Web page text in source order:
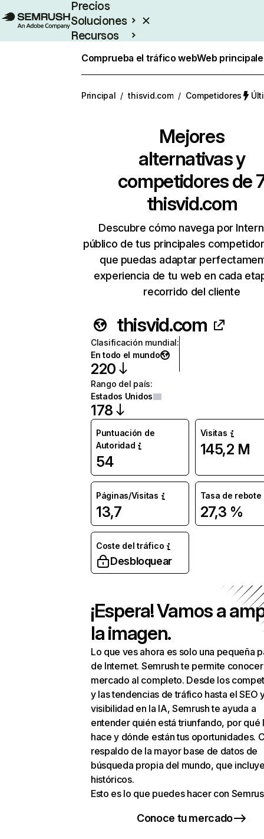
Precios
Soluciones
Recursos
Comprueba el tráfico webWeb
Principal / thisvid.com / Competidores
Mejores
alternativas y
competidores de
thisvid.com
Descubre cómo navega por
público de tus principales
que puedas adaptar
experiencia de tu web en cada
recorrido del cliente
thisvid.com
Clasificación mundial:
En todo el mundo
220
Rango del país:
Estados Unidos
178
Puntuación de
Autoridad
54
Visitas
145,2 M
Páginas/Visitas
13,7
Tasa de rebote
27,3 %
Coste del tráfico
Desbloquear
¡Espera! Vamos a
la imagen.
Lo que ves ahora es solo una pequeña
de Internet. Semrush te permite
mercado al completo. Desde los
y las tendencias de tráfico hasta el SEO
visibilidad en la IA, Semrush te ayuda a
entender quién está triunfando, por qué
hace y dónde están tus oportunidades.
respaldo de la mayor base de datos de
búsqueda propia del mundo, que
históricos.
Esto es lo que puedes hacer con
Conoce tu mercado